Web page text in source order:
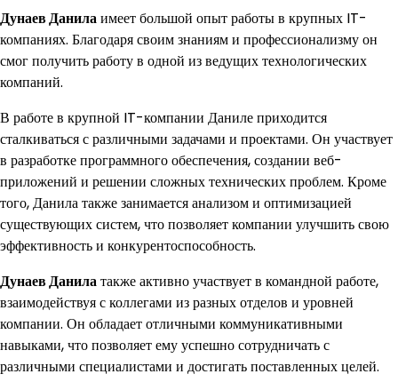
Дунаев Данилаимеет большой опыт работы в крупных IT-
компаниях. Благодаря своим знаниям и профессионализму он
смог получить работу в одной из ведущих технологических
компаний.
В работе в крупной IT-компании Даниле приходится
сталкиваться с различными задачами и проектами. Он участвует
в разработке программного обеспечения, создании веб-
приложений и решении сложных технических проблем. Кроме
того, Данила также занимается анализом и оптимизацией
существующих систем, что позволяет компании улучшить свою
эффективность и конкурентоспособность.
Дунаев Данилатакже активно участвует в командной работе,
взаимодействуя с коллегами из разных отделов и уровней
компании. Он обладает отличными коммуникативными
навыками, что позволяет ему успешно сотрудничать с
различными специалистами и достигать поставленных целей.